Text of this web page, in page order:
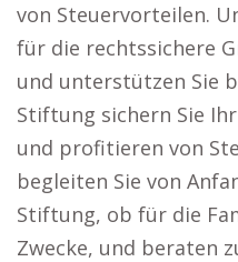
von Steuervorteilen.
für die rechtssichere
und unterstützen Sie
Stiftung sichern Sie
und profitieren von
begleiten Sie von
Stiftung, ob für die
Zwecke, und beraten